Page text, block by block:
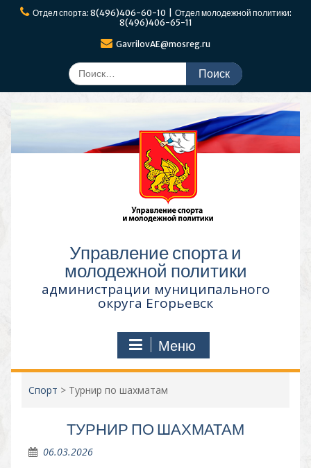
ПерейтиОтдел спорта: 8(496)406-60-10 | Отдел молодежной политики:
8(496)406-65-11
GavrilovAE@mosreg.ru
Поиск
по:
Управление спорта и
молодежной политики
администрации муниципального
округа Егорьевск
Меню
Спорт > Турнир по шахматам
ТУРНИР ПО ШАХМАТАМ
06.03.2026